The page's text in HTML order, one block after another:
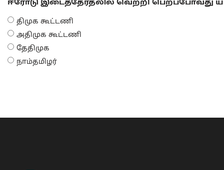
ஈரோடு இடைத்தேர்தலில் வெற்றி பெறப்போவது
திமுக கூட்டணி
அதிமுக கூட்டணி
தேதிமுக
நாம்தமிழர்